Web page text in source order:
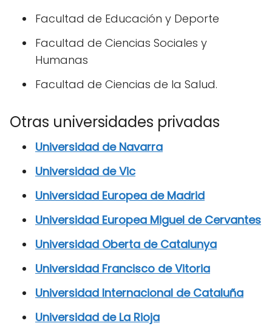
Facultad de Educación y Deporte
Facultad de Ciencias Sociales y
Humanas
Facultad de Ciencias de la Salud.
Otras universidades privadas
Universidad de Navarra
Universidad de Vic
Universidad Europea de Madrid
Universidad Europea Miguel de Cervantes
Universidad Oberta de Catalunya
Universidad Francisco de Vitoria
Universidad Internacional de Cataluña
Universidad de La Rioja